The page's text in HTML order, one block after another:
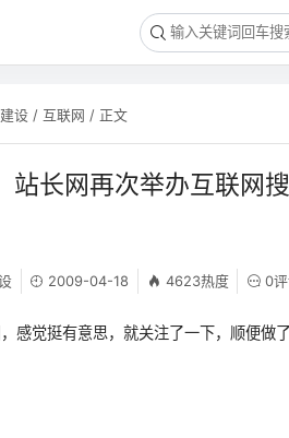
设/ 互联网 / 正文
站长网再次举办互联网
2009-04-18 4623热度 0
感觉挺有意思，就关注了一下，顺便